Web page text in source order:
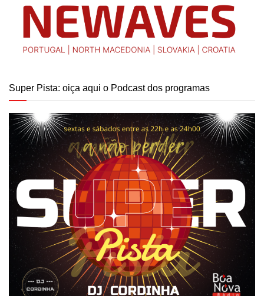
Super Pista: oiça aqui o Podcast dos programas